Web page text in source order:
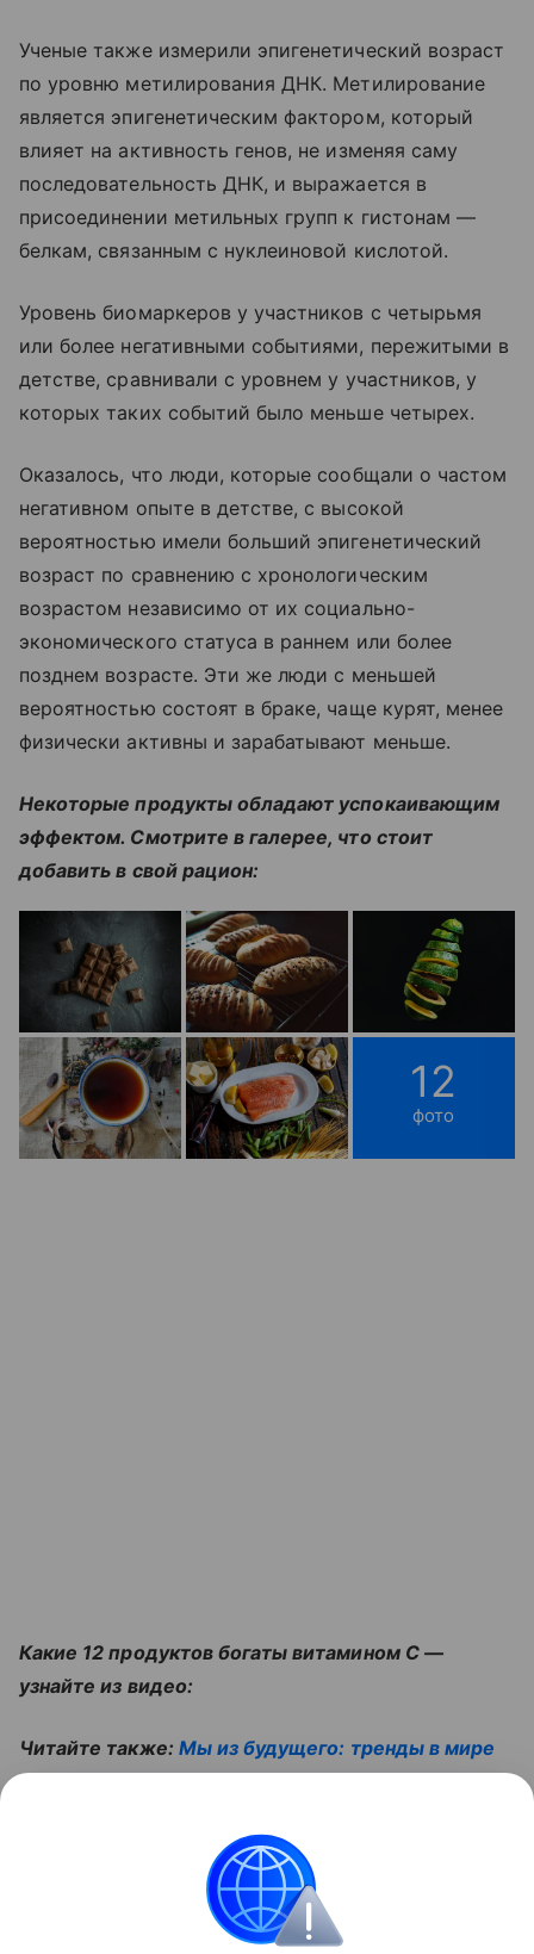
Ученые также измерили эпигенетический возраст
по уровню метилирования ДНК. Метилирование
является эпигенетическим фактором, который
влияет на активность генов, не изменяя саму
последовательность ДНК, и выражается в
присоединении метильных групп к гистонам —
белкам, связанным с нуклеиновой кислотой.
Уровень биомаркеров у участников с четырьмя
или более негативными событиями, пережитыми в
детстве, сравнивали с уровнем у участников, у
которых таких событий было меньше четырех.
Оказалось, что люди, которые сообщали о частом
негативном опыте в детстве, с высокой
вероятностью имели больший эпигенетический
возраст по сравнению с хронологическим
возрастом независимо от их социально-
экономического статуса в раннем или более
позднем возрасте. Эти же люди с меньшей
вероятностью состоят в браке, чаще курят, менее
физически активны и зарабатывают меньше.
Некоторые продукты обладают успокаивающим
эффектом. Смотрите в галерее, что стоит
добавить в свой рацион:
12
фото
Какие 12 продуктов богаты витамином C —
узнайте из видео:
Читайте также: Мы из будущего: тренды в мире
технологий, которые точно нам пригодятся на